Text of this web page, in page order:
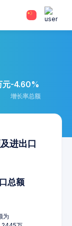
元-4.60%
增长率总额
进出口
总额
为